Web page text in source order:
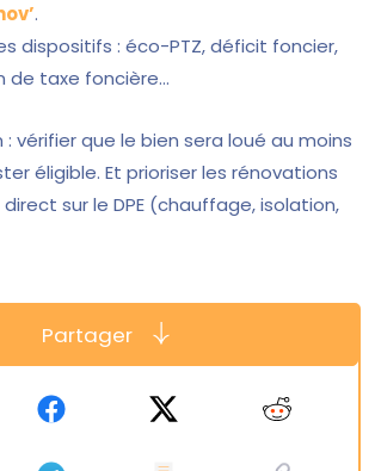
.
dispositifs : éco-PTZ, déficit foncier,
de taxe foncière…
vérifier que le bien sera loué au moins
éligible. Et prioriser les rénovations
sur le DPE (chauffage, isolation,
Partager